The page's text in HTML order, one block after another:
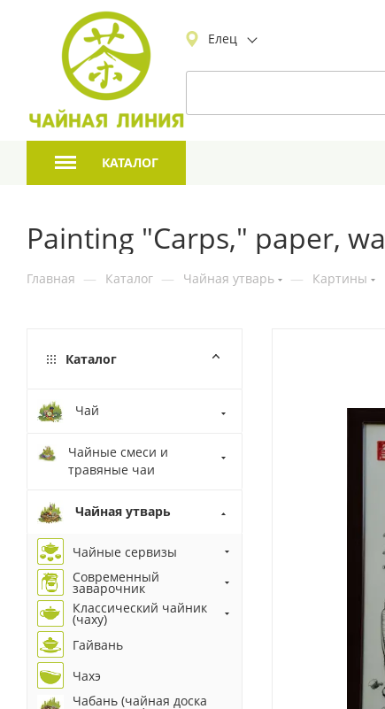
Елец
КАТАЛОГ
Painting "Carps," paper,
Главная — Каталог — Чайная утварь — Картины
Каталог
Чай
Чайные смеси и
травяные чаи
Чайная утварь
Чайные сервизы
Современный
заварочник
Классический чайник
(чаху)
Гайвань
Чахэ
Чабань (чайная доска